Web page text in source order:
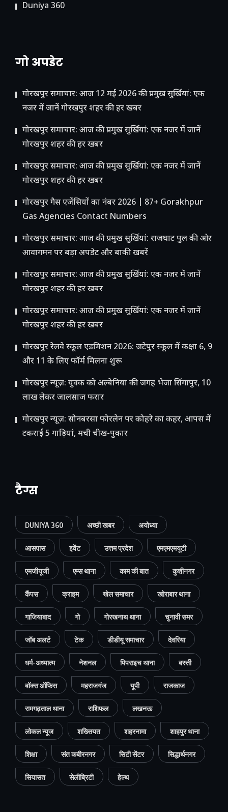
Duniya 360
गो अपडेट
गोरखपुर समाचार: आज 12 मई 2026 की प्रमुख सुर्खियां: एक
नजर में जानें गोरखपुर शहर की हर खबर
गोरखपुर समाचार: आज की प्रमुख सुर्खियां: एक नजर में जानें
गोरखपुर शहर की हर खबर
गोरखपुर समाचार: आज की प्रमुख सुर्खियां: एक नजर में जानें
गोरखपुर शहर की हर खबर
गोरखपुर गैस एजेंसियों का नंबर 2026 | 87+ Gorakhpur
Gas Agencies Contact Numbers
गोरखपुर समाचार: आज की प्रमुख सुर्खियां: राजघाट पुल की ओर
आवागमन पर बड़ा अपडेट और बाकी खबरें
गोरखपुर समाचार: आज की प्रमुख सुर्खियां: एक नजर में जानें
गोरखपुर शहर की हर खबर
गोरखपुर समाचार: आज की प्रमुख सुर्खियां: एक नजर में जानें
गोरखपुर शहर की हर खबर
गोरखपुर रेलवे स्कूल एडमिशन 2026: जटेपुर स्कूल में कक्षा 6, 9
और 11 के लिए फॉर्म मिलना शुरू
गोरखपुर न्यूज़: युवक को अल्बेनिया की जगह भेजा सिंगापुर, 10
लाख लेकर जालसाज फरार
गोरखपुर न्यूज़: सोनबरसा फोरलेन पर कोहरे का कहर, आपस में
टकराईं 5 गाड़ियां, मची चीख-पुकार
टैग्स
DUNIYA 360 अच्छी खबर अयोध्या
आसपास इवेंट उत्तम प्रदेश एमएमएमयूटी
एमजीयूजी एम्स थाना काम की बात कुशीनगर
कैंपस क्राइम खेल समाचार खोराबार थाना
गाजियाबाद गो गोरखनाथ थाना चुनावी समर
जॉब अलर्ट टेक डीडीयू समाचार देवरिया
धर्म-अध्यात्म नेशनल पिपराइच थाना बस्ती
बॉक्स ऑफिस महराजगंज यूपी राजकाज
रामगढ़ताल थाना राशिफल लखनऊ
लोकल न्यूज शख्सियत शहरनामा शाहपुर थाना
शिक्षा संत कबीरनगर सिटी सेंटर सिद्धार्थनगर
सियासत सेलीब्रिटी हेल्थ